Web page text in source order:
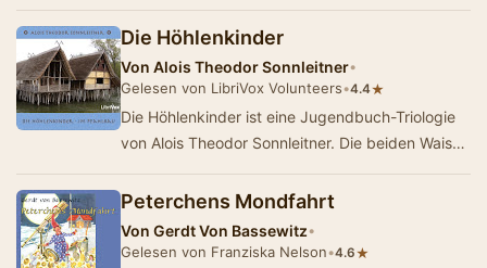
Die Höhlenkinder
Von Alois Theodor Sonnleitner•
Gelesen von LibriVox Volunteers•4.4★
Die Höhlenkinder ist eine Jugendbuch-Triologie
von Alois Theodor Sonnleitner. Die beiden Waisen
Peterchens Mondfahrt
Von Gerdt Von Bassewitz•
Gelesen von Franziska Nelson•4.6★